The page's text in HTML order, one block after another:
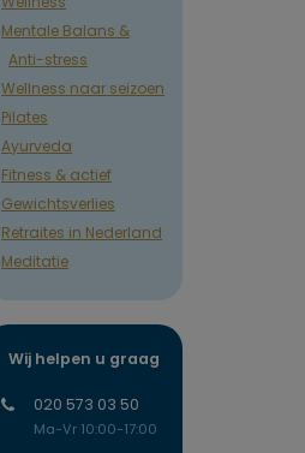
Mentale Balans &
Anti-stress
Wellness naar seizoen
Pilates
Ayurveda
Fitness & actief
Gewichtsverlies
Retraites in Nederland
Meditatie
Wij helpen u graag
020 573 03 50
Ma-Vr 10:00-17:00